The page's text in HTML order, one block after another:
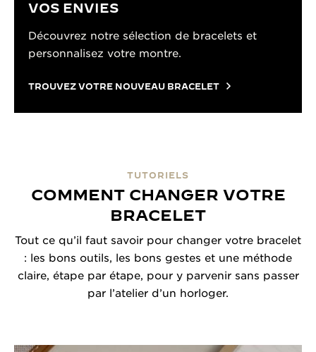
VOS ENVIES
Découvrez notre sélection de bracelets et
personnalisez votre montre.
TROUVEZ VOTRE NOUVEAU BRACELET
TUTORIELS
COMMENT CHANGER VOTRE
BRACELET
Tout ce qu’il faut savoir pour changer votre bracelet
: les bons outils, les bons gestes et une méthode
claire, étape par étape, pour y parvenir sans passer
par l’atelier d’un horloger.